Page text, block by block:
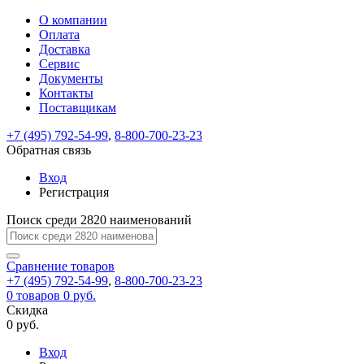
ВходРегистрация
Только
test@example.com
отправлена
по
ней
для
регистрации.
Ок
Только
Запомнить
меня
Забыли
Восстановление
пароля
Заполните
форму.
Мы
отправим
ссылку
на
указанный
электронный
адрес,
перейдя
по
которой
вы
новый
На
вашу
test@test.ru
отправлена
ссылка.
Перейдите
по
для
смены
пароля.
Введите
новый
пароль
Сменить
Пароль
успешно
Войти
Обратная
связь
Сообщение
пользовательского
соглашения
Ваше
сообщение
успешно
О компании
Оплата
Доставка
Сервис
Документы
Контакты
Поставщикам
+7 (495) 792-54-99, 8-800-700-23-23
Обратная связь
Вход
Регистрация
Поиск среди 2820 наименований
Сравнение товаров
+7 (495) 792-54-99, 8-800-700-23-23
0 товаров 0 руб.
Скидка
0 руб.
Вход